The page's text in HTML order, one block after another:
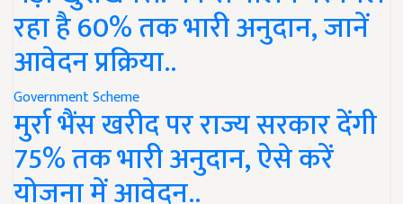
रहा है 60% तक भारी अनुदान, जानें
आवेदन प्रक्रिया..
Government Scheme
मुर्रा भैंस खरीद पर राज्य सरकार देंगी
75% तक भारी अनुदान, ऐसे करें
योजना में आवेदन..